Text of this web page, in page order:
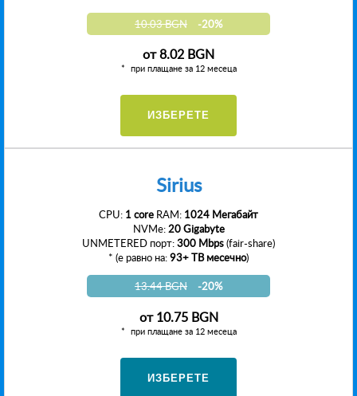
10.03 BGN -20%
от8.02 BGN
при плащане за 12 месеца
ИЗБЕРЕТЕ
Sirius
CPU: 1 core RAM: 1024 Мегабайт
NVMe:20 Gigabyte
UNMETERED порт:300 Mbps(fair-share)
* (е равно на:93+ TB месечно)
13.44 BGN
-20%
от10.75 BGN
при плащане за 12 месеца
ИЗБЕРЕТЕ